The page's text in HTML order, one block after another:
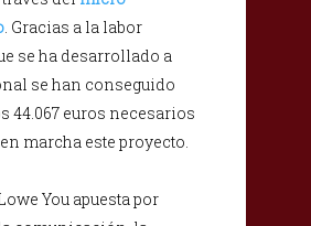
. Gracias a la labor
se ha desarrollado a
se han conseguido
44.067 euros necesarios
marcha este proyecto.
You apuesta por